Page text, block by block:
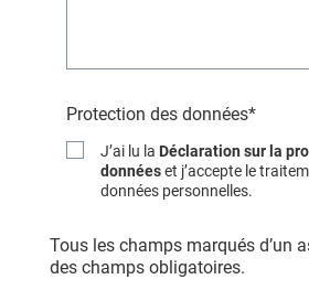
Protection des données*
J’ai lu la Déclaration sur la
donnéeset j’accepte le
données personnelles.
Tous les champs marqués d’un
des champs obligatoires.